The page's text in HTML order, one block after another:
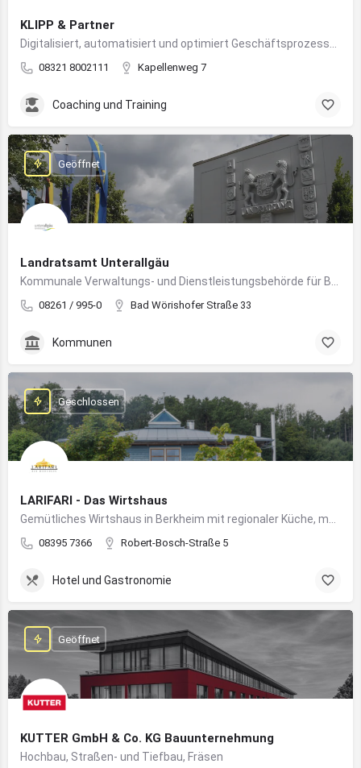
KLIPP & Partner
08321 8002111 Kapellenweg 7
Coaching und Training
Landratsamt Unterallgäu
08261 / 995-0 Bad Wörishofer Straße 33
Geöffnet
Kommunen
LARIFARI - Das Wirtshaus
08395 7366 Robert-Bosch-Straße 5
Geschlossen
Hotel und Gastronomie
KUTTER GmbH & Co. KG Bauunternehmung
Hochbau, Straßen- und Tiefbau, Fräsen
Geöffnet